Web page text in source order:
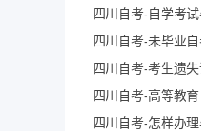
四川自考-自学考
四川自考-未毕业
四川自考-考生遗
四川自考-高等教
四川自考-怎样办